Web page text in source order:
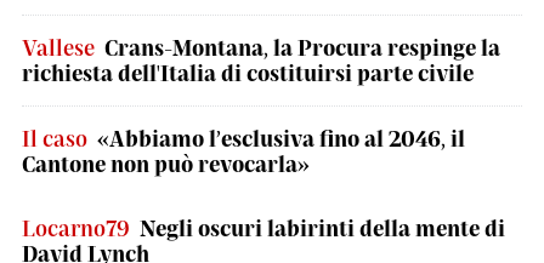
Vallese Crans-Montana, la Procura respinge la
richiesta dell'Italia di costituirsi parte civile
Il caso «Abbiamo l’esclusiva fino al 2046, il
Cantone non può revocarla»
Locarno79 Negli oscuri labirinti della mente di
David Lynch